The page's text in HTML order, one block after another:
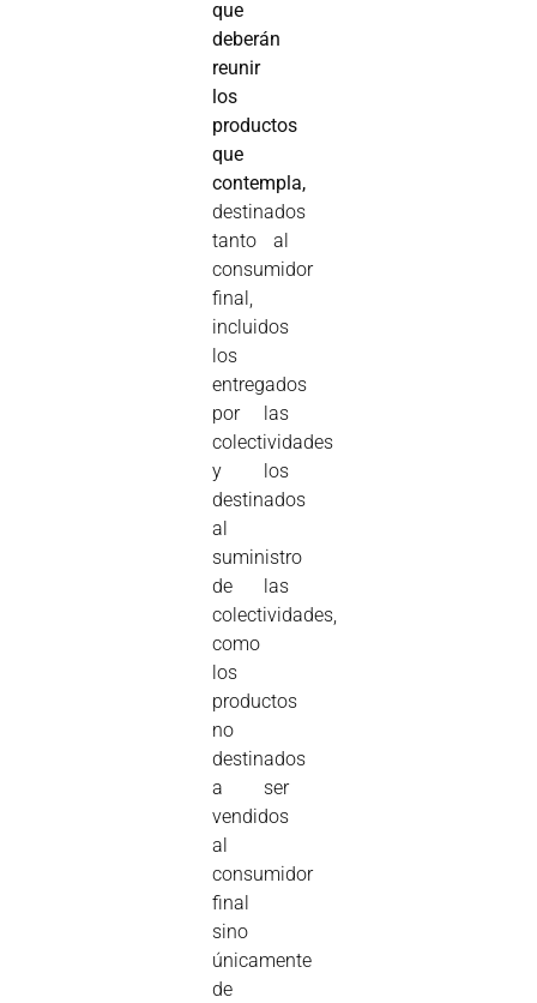
que
deberán
reunir
los
productos
que
contempla,
destinados
tanto al
consumidor
final,
incluidos
los
entregados
por las
colectividades
y los
destinados
al
suministro
de las
colectividades,
como
los
productos
no
destinados
a ser
vendidos
al
consumidor
final
sino
únicamente
de